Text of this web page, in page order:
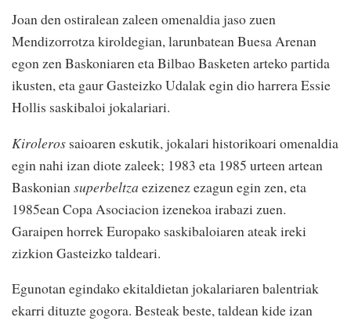
Joan den ostiralean zaleen omenaldia jaso zuen
Mendizorrotza kiroldegian, larunbatean Buesa Arenan
egon zen Baskoniaren eta Bilbao Basketen arteko partida
ikusten, eta gaur Gasteizko Udalak egin dio harrera Essie
Hollis saskibaloi jokalariari.
Kiroleros saioaren eskutik, jokalari historikoari omenaldia
egin nahi izan diote zaleek; 1983 eta 1985 urteen artean
Baskoniansuperbeltza ezizenez ezagun egin zen, eta
1985ean Copa Asociacion izenekoa irabazi zuen.
Garaipen horrek Europako saskibaloiaren ateak ireki
zizkion Gasteizko taldeari.
Egunotan egindako ekitaldietan jokalariaren balentriak
ekarri dituzte gogora. Besteak beste, taldean kide izan